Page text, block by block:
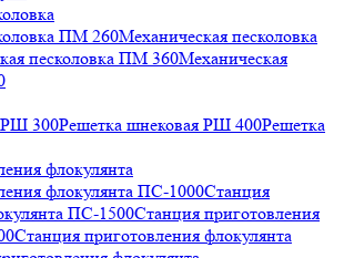
ПM 260Механическая песколовка
песколовка ПM 360Механическая
РШ 300Решетка шнековая РШ 400Решетка
флокулянта
флокулянта ПС-1000Станция
ПС-1500Станция приготовления
Станция приготовления флокулянта